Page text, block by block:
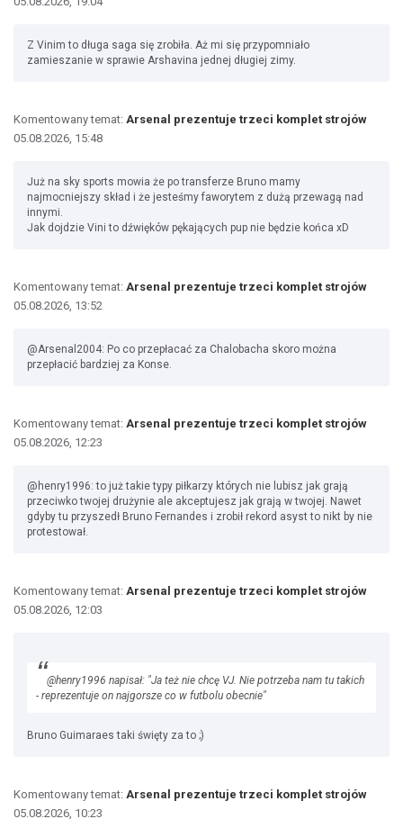
Z Vinim to długa saga się zrobiła. Aż mi się przypomniało
zamieszanie w sprawie Arshavina jednej długiej zimy.
Komentowany temat: Arsenal prezentuje trzeci komplet strojów
05.08.2026, 15:48
Już na sky sports mowia że po transferze Bruno mamy
najmocniejszy skład i że jesteśmy faworytem z dużą przewagą nad
innymi.
Jak dojdzie Vini to dźwięków pękających pup nie będzie końca xD
Komentowany temat: Arsenal prezentuje trzeci komplet strojów
05.08.2026, 13:52
@Arsenal2004: Po co przepłacać za Chalobacha skoro można
przepłacić bardziej za Konse.
Komentowany temat: Arsenal prezentuje trzeci komplet strojów
05.08.2026, 12:23
@henry1996: to już takie typy piłkarzy których nie lubisz jak grają
przeciwko twojej drużynie ale akceptujesz jak grają w twojej. Nawet
gdyby tu przyszedł Bruno Fernandes i zrobił rekord asyst to nikt by nie
protestował.
Komentowany temat: Arsenal prezentuje trzeci komplet strojów
05.08.2026, 12:03
@henry1996 napisał: "Ja też nie chcę VJ. Nie potrzeba nam tu takich
- reprezentuje on najgorsze co w futbolu obecnie"
Bruno Guimaraes taki święty za to ;)
Komentowany temat: Arsenal prezentuje trzeci komplet strojów
05.08.2026, 10:23